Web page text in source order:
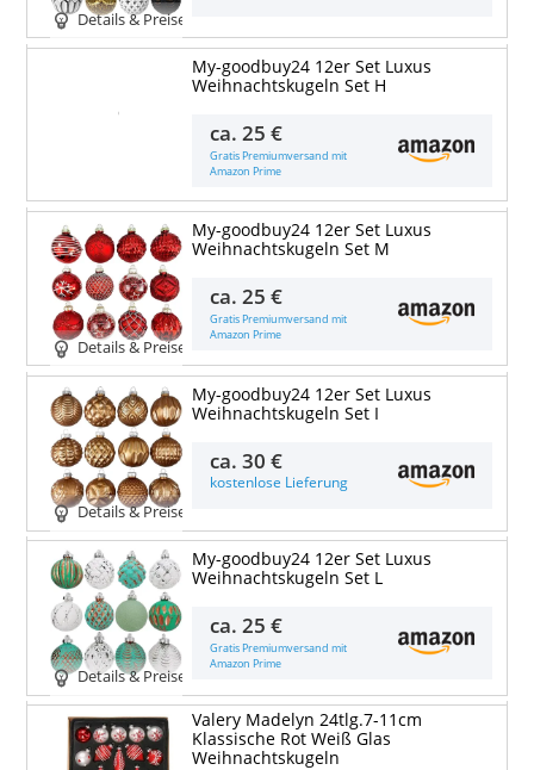
Details & Preise
My-goodbuy24 12er Set Luxus
Weihnachtskugeln Set H
ca.25 €
Gratis Premiumversand mit
Amazon Prime
Details & Preise
My-goodbuy24 12er Set Luxus
Weihnachtskugeln Set M
ca.25 €
Gratis Premiumversand mit
Amazon Prime
Details & Preise
My-goodbuy24 12er Set Luxus
Weihnachtskugeln Set I
ca.30 €
kostenlose Lieferung
Details & Preise
My-goodbuy24 12er Set Luxus
Weihnachtskugeln Set L
ca.25 €
Gratis Premiumversand mit
Amazon Prime
Valery Madelyn 24tlg.7-11cm
Klassische Rot Weiß Glas
Weihnachtskugeln